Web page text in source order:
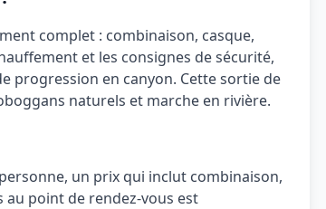
complet : combinaison, casque,
et les consignes de sécurité,
progression en canyon. Cette sortie de
naturels et marche en rivière.
un prix qui inclut combinaison,
au point de rendez-vous est